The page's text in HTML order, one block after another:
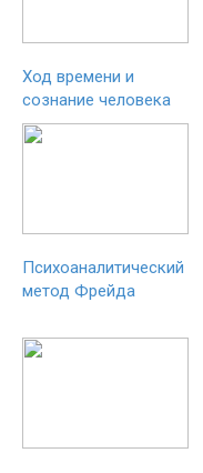
Ход времени и
сознание человека
Психоаналитический
метод Фрейда